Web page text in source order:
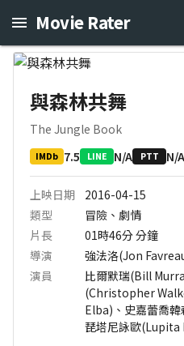
Movie Rater
與森林共舞
The Jungle Book
IMDb 7.5 LINE N/A PTT N/A
上映日期
2016-04-15
類型
冒險、劇情
片長
01時46分分鐘
導演
強法洛(Jon
演員
比爾默瑞(Bill
(Christopher
Elba)、史嘉蕾喬
琵塔尼詠歐